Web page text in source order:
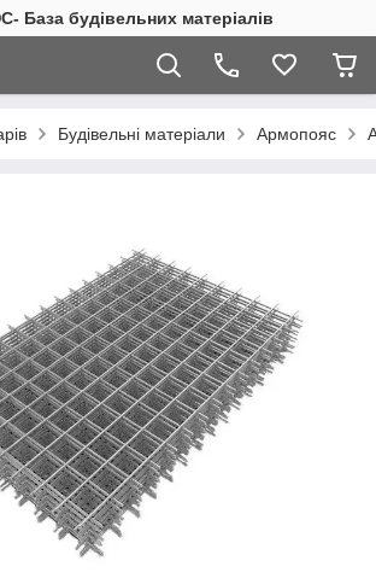
будівельних матеріалів
Будівельні матеріали Армопояс